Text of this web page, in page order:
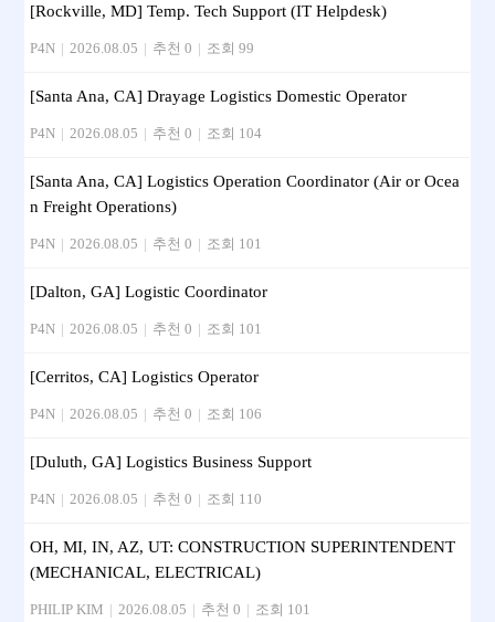
[Rockville, MD] Temp. Tech Support (IT Helpdesk)
P4N | 2026.08.05 | 추천 0 | 조회 99
[Santa Ana, CA] Drayage Logistics Domestic Operator
P4N | 2026.08.05 | 추천 0 | 조회 104
[Santa Ana, CA] Logistics Operation Coordinator (Air or Ocea
n Freight Operations)
P4N | 2026.08.05 | 추천 0 | 조회 101
[Dalton, GA] Logistic Coordinator
P4N | 2026.08.05 | 추천 0 | 조회 101
[Cerritos, CA] Logistics Operator
P4N | 2026.08.05 | 추천 0 | 조회 106
[Duluth, GA] Logistics Business Support
P4N | 2026.08.05 | 추천 0 | 조회 110
OH, MI, IN, AZ, UT: CONSTRUCTION SUPERINTENDENT
(MECHANICAL, ELECTRICAL)
PHILIP KIM | 2026.08.05 | 추천 0 | 조회 101